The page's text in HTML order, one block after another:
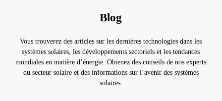
Blog
Vous trouverez des articles sur les dernières technologies dans les
systèmes solaires, les développements sectoriels et les tendances
mondiales en matière d’énergie. Obtenez des conseils de nos experts
du secteur solaire et des informations sur l’avenir des systèmes
solaires.